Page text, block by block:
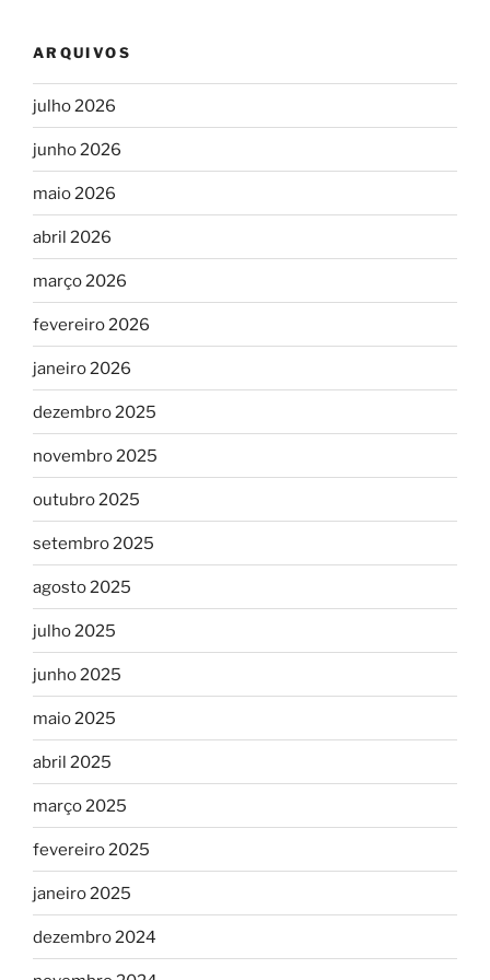
ARQUIVOS
julho 2026
junho 2026
maio 2026
abril 2026
março 2026
fevereiro 2026
janeiro 2026
dezembro 2025
novembro 2025
outubro 2025
setembro 2025
agosto 2025
julho 2025
junho 2025
maio 2025
abril 2025
março 2025
fevereiro 2025
janeiro 2025
dezembro 2024